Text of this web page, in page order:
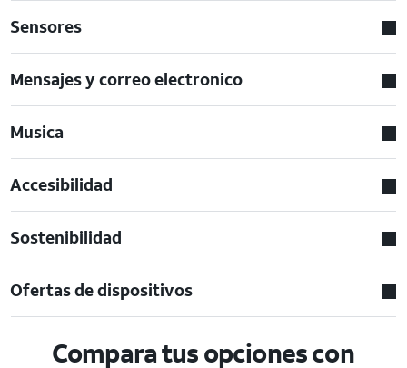
Sensores
Mensajes y correo electronico
Musica
Accesibilidad
Sostenibilidad
Ofertas de dispositivos
Compara tus opciones con